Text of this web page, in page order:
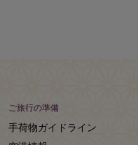
ご旅行の準備
手荷物ガイドライン